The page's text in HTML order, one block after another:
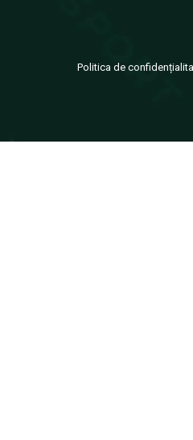
Politica de